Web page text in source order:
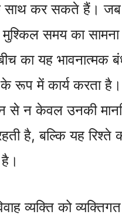
साथ कर सकते हैं। जब
मुश्किल समय का
का यह भावनात्मक
रूप में कार्य करता
से न केवल उनकी
है, बल्कि यह रिश्ते
व्यक्ति को व्यक्तिगत